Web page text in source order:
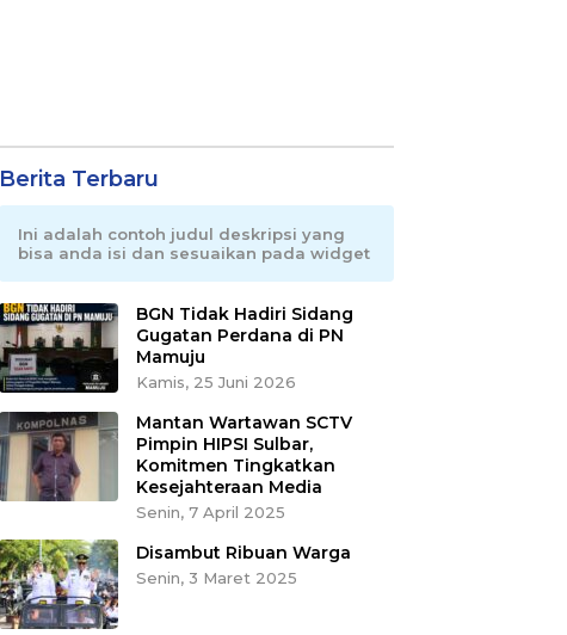
Berita Terbaru
Ini adalah contoh judul deskripsi yang
bisa anda isi dan sesuaikan pada widget
BGN Tidak Hadiri Sidang
Gugatan Perdana di PN
Mamuju
Kamis, 25 Juni 2026
Mantan Wartawan SCTV
Pimpin HIPSI Sulbar,
Komitmen Tingkatkan
Kesejahteraan Media
Senin, 7 April 2025
Disambut Ribuan Warga
Senin, 3 Maret 2025